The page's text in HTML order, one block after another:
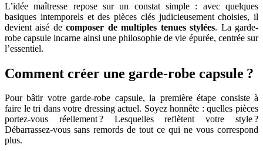
L’idée maîtresse repose sur un constat simple : avec quelques
basiques intemporels et des pièces clés judicieusement choisies, il
devient aisé decomposer de multiples tenues stylées. La garde-
robe capsule incarne ainsi une philosophie de vie épurée, centrée sur
l’essentiel.
Comment créer une garde-robe capsule ?
Pour bâtir votre garde-robe capsule, la première étape consiste à
faire le tri dans votre dressing actuel. Soyez honnête : quelles pièces
portez-vous réellement ? Lesquelles reflètent votre style ?
Débarrassez-vous sans remords de tout ce qui ne vous correspond
plus.